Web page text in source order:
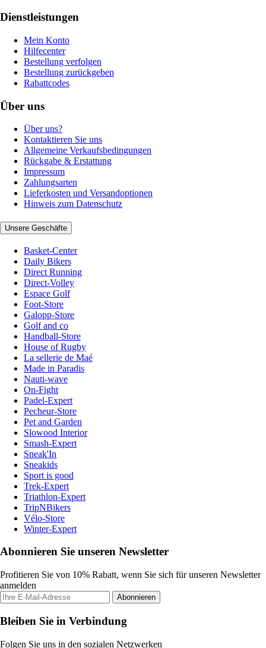
Dienstleistungen
Mein Konto
Hilfecenter
Bestellung verfolgen
Bestellung zurückgeben
Rabattcodes
Über uns
Über uns?
Kontaktieren Sie uns
Allgemeine Verkaufsbedingungen
Rückgabe & Erstattung
Impressum
Zahlungsarten
Lieferkosten und Versandoptionen
Hinweis zum Datenschutz
Unsere Geschäfte
Basket-Center
Daily Bikers
Direct Running
Direct-Volley
Espace Golf
Foot-Store
Galopp-Store
Golf and co
Handball-Store
House of Rugby
La sellerie de Maé
Made in Paradis
Nauti-wave
On-Fight
Padel-Expert
Pecheur-Store
Pet and Garden
Slowood Interior
Smash-Expert
Sneak'In
Sneakids
Sport is good
Trek-Expert
Triathlon-Expert
TripNBikers
Vélo-Store
Winter-Expert
Abonnieren Sie unseren Newsletter
Profitieren Sie von 10% Rabatt, wenn Sie sich für unseren Newsletter
anmelden
Abonnieren
Bleiben Sie in Verbindung
Folgen Sie uns in den sozialen Netzwerken